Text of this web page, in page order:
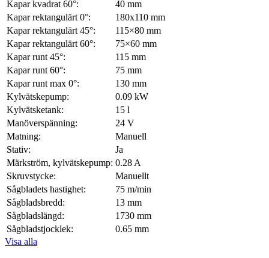
Kapar kvadrat 60°:
40 mm
Kapar rektangulärt 0°:
180x110 mm
Kapar rektangulärt 45°:
115×80 mm
Kapar rektangulärt 60°:
75×60 mm
Kapar runt 45°:
115 mm
Kapar runt 60°:
75 mm
Kapar runt max 0°:
130 mm
Kylvätskepump:
0.09 kW
Kylvätsketank:
15 l
Manöverspänning:
24 V
Matning:
Manuell
Stativ:
Ja
Märkström, kylvätskepump: 0.28 A
Skruvstycke:
Manuellt
Sågbladets hastighet:
75 m/min
Sågbladsbredd:
13 mm
Sågbladslängd:
1730 mm
Sågbladstjocklek:
0.65 mm
Visa alla